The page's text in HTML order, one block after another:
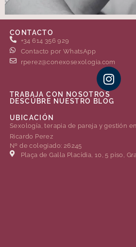
CONTACTO
+34 614 356 929
Contacto por WhatsApp
rperez@conexosexologia.com
TRABAJA CON NOSOTROS
DESCÚBRE NUESTRO BLOG
UBICACIÓN
Sexología, terapia de pareja y gestión
Ricardo Perez
Nº de colegiado: 26245
Plaça de Gal·la Placídia, 10, 5 piso,